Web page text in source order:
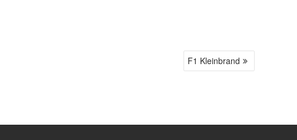
F1 Kleinbrand